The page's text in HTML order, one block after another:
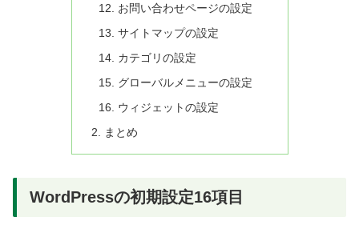
お問い合わせページの設定
サイトマップの設定
カテゴリの設定
グローバルメニューの設定
ウィジェットの設定
まとめ
WordPressの初期設定16項目